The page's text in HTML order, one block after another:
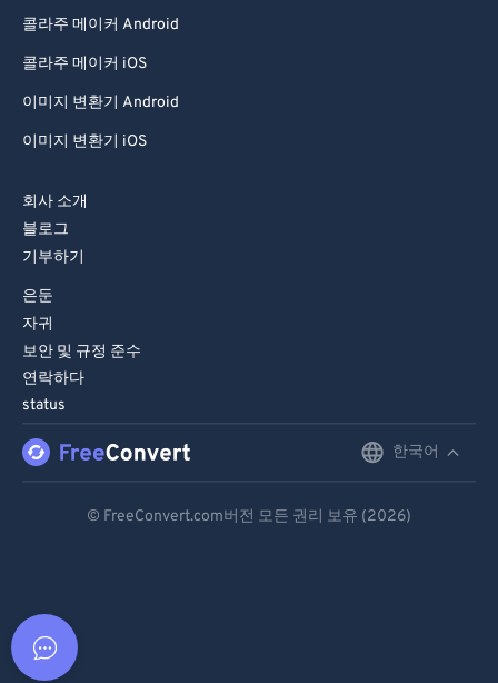
콜라주 메이커 Android
콜라주 메이커 iOS
이미지 변환기 Android
이미지 변환기 iOS
회사 소개
블로그
기부하기
은둔
자귀
보안 및 규정 준수
연락하다
status
한국어
© FreeConvert.com버전 모든 권리 보유 (2026)